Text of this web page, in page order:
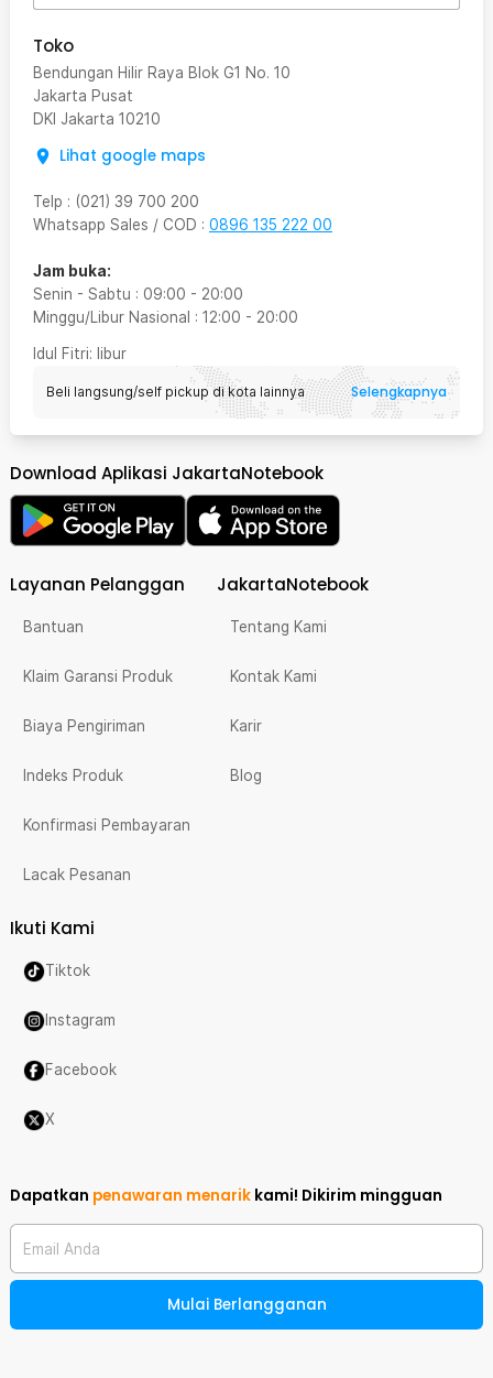
Toko
Bendungan Hilir Raya Blok G1 No. 10
Jakarta Pusat
DKI Jakarta 10210
Lihat google maps
Telp : (021) 39 700 200
Whatsapp Sales / COD : 0896 135 222 00
Jam buka:
Senin - Sabtu : 09:00 - 20:00
Minggu/Libur Nasional : 12:00 - 20:00
Idul Fitri: libur
Beli langsung/self pickup di kota lainnya Selengkapnya
Download Aplikasi JakartaNotebook
Layanan Pelanggan
Bantuan
Klaim Garansi Produk
Biaya Pengiriman
Indeks Produk
Konfirmasi Pembayaran
Lacak Pesanan
JakartaNotebook
Tentang Kami
Kontak Kami
Karir
Blog
Ikuti Kami
Tiktok
Instagram
Facebook
X
Dapatkan penawaran menarik kami! Dikirim mingguan
Email Anda
Mulai Berlangganan